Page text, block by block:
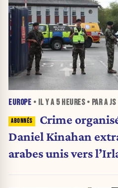
EUROPE • IL Y A 5 HEURES• PAR A JS
Crime
Daniel Kinahan
arabes unis vers